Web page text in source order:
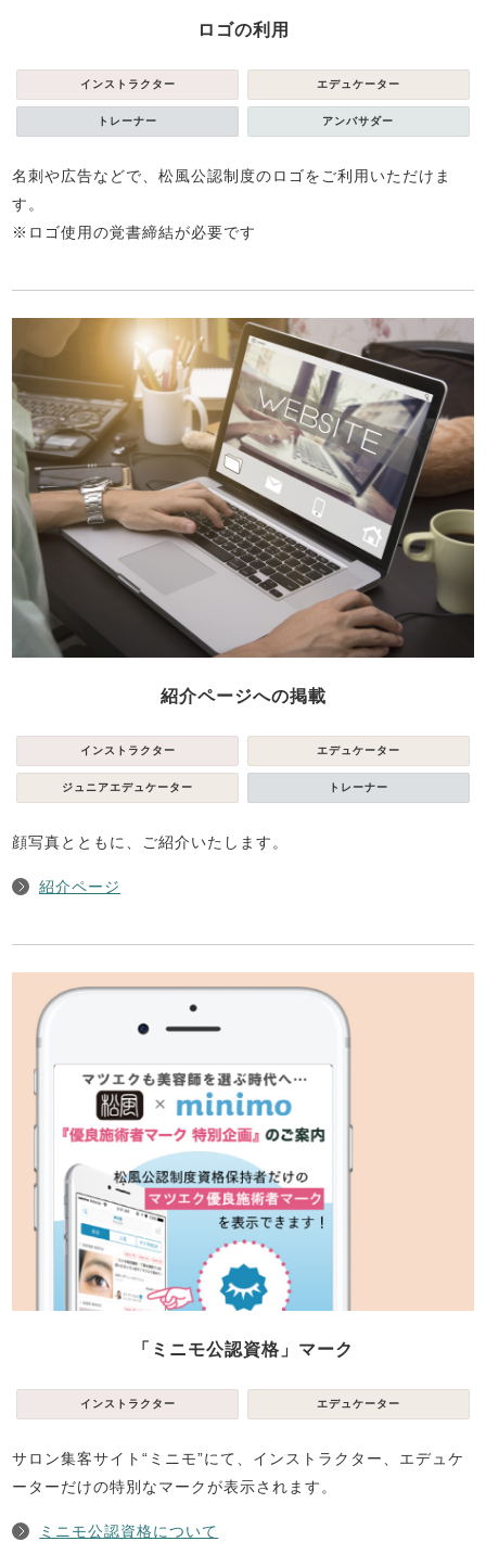
ロゴの利用
インストラクター エデュケーター
トレーナー アンバサダー
名刺や広告などで、松風公認制度のロゴをご利用いただけま
す。
※ロゴ使用の覚書締結が必要です
紹介ページへの掲載
インストラクター エデュケーター
ジュニアエデュケーター トレーナー
顔写真とともに、ご紹介いたします。
紹介ページ
「ミニモ公認資格」マーク
インストラクター エデュケーター
サロン集客サイト“ミニモ”にて、インストラクター、エデュケ
ーターだけの特別なマークが表示されます。
ミニモ公認資格について